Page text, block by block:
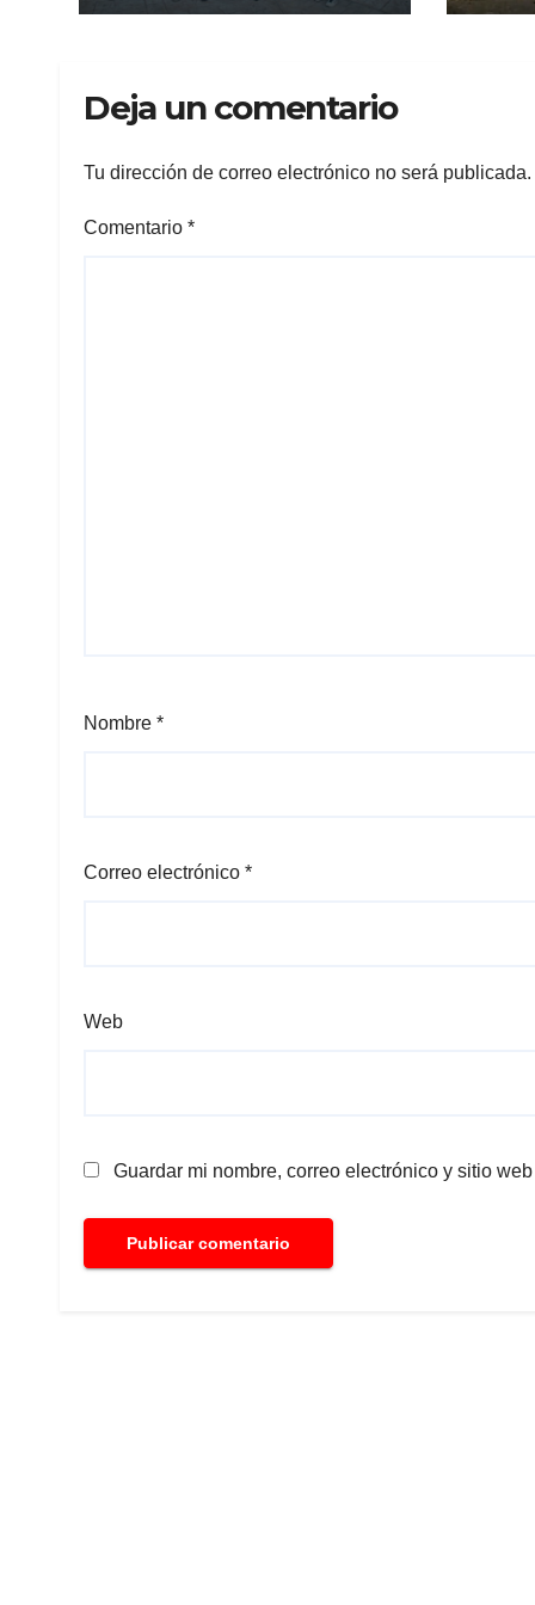
Lama rumbo a
Deja un comentario
Tu dirección de correo electrónico no será publicada.
Comentario *
Nombre *
Correo electrónico *
Web
Guardar mi nombre, correo electrónico y sitio